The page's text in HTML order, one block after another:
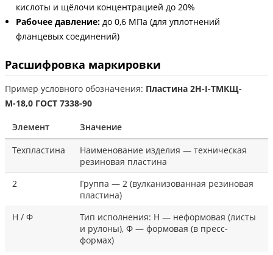
кислоты и щёлочи концентрацией до 20%
Рабочее давление: до 0,6 МПа (для уплотнений
фланцевых соединений)
Расшифровка маркировки
Пример условного обозначения: Пластина 2Н-I-ТМКЩ-
М-18,0 ГОСТ 7338-90
Элемент
Значение
Техпластина
Наименование изделия — техническая
резиновая пластина
2
Группа — 2 (вулканизованная резиновая
пластина)
Н / Ф
Тип исполнения: Н — неформовая (листы
и рулоны), Ф — формовая (в пресс-
формах)